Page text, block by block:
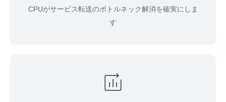
CPUがサービス転送のボトルネック解消を確実にしま
す